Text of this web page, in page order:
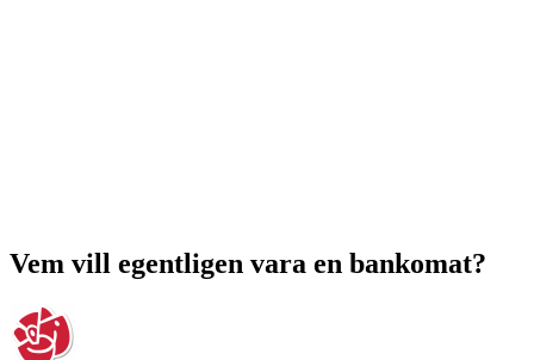
Vem vill egentligen vara en bankomat?